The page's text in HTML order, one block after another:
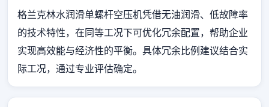
格兰克林水润滑单螺杆空压机凭借无油润滑、低故障率
的技术特性，在同等工况下可优化冗余配置，帮助企业
实现高效能与经济性的平衡。具体冗余比例建议结合实
际工况，通过专业评估确定。